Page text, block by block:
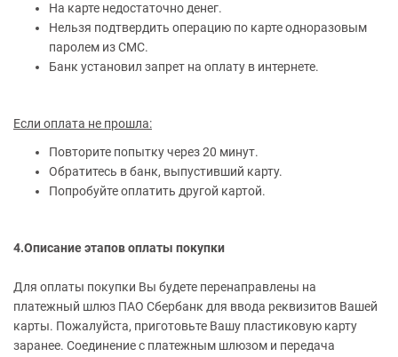
На карте недостаточно денег.
Нельзя подтвердить операцию по карте одноразовым
паролем из СМС.
Банк установил запрет на оплату в интернете.
Если оплата не прошла:
Повторите попытку через 20 минут.
Обратитесь в банк, выпустивший карту.
Попробуйте оплатить другой картой.
4.Описание этапов оплаты покупки
Для оплаты покупки Вы будете перенаправлены на
платежный шлюз ПАО Сбербанк для ввода реквизитов Вашей
карты. Пожалуйста, приготовьте Вашу пластиковую карту
заранее. Соединение с платежным шлюзом и передача